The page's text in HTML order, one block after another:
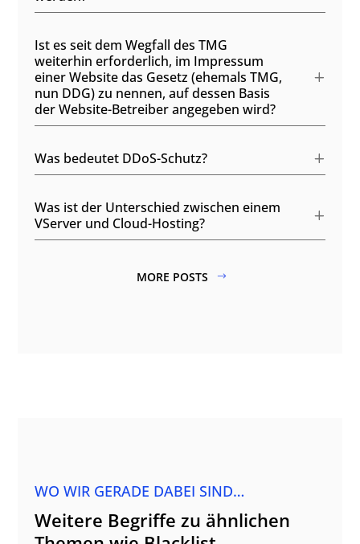
Ist es seit dem Wegfall des TMG
weiterhin erforderlich, im Impressum
einer Website das Gesetz (ehemals TMG,
nun DDG) zu nennen, auf dessen Basis
der Website-Betreiber angegeben wird?
Was bedeutet DDoS-Schutz?
Was ist der Unterschied zwischen einem
VServer und Cloud-Hosting?
MORE POSTS
WO WIR GERADE DABEI SIND…
Weitere Begriffe zu ähnlichen